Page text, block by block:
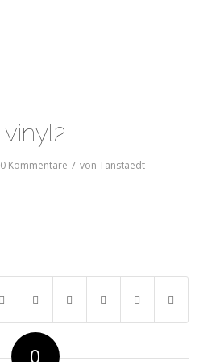
vinyl2
0 Kommentare / vonTanstaedt
0